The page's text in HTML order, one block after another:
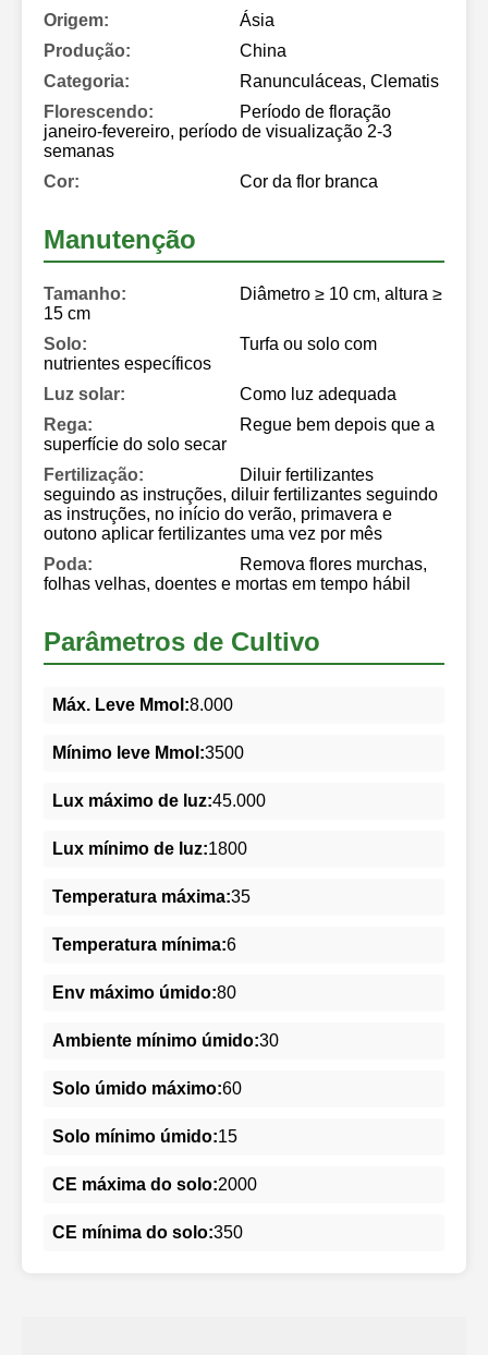
Origem:
Ásia
Produção:
China
Categoria:
Ranunculáceas, Clematis
Florescendo:
Período de floração
janeiro-fevereiro, período de visualização 2-3
semanas
Cor:
Cor da flor branca
Manutenção
Tamanho:
Diâmetro ≥ 10 cm, altura ≥
15 cm
Solo:
Turfa ou solo com
nutrientes específicos
Luz solar:
Como luz adequada
Rega:
Regue bem depois que a
superfície do solo secar
Fertilização:
Diluir fertilizantes
seguindo as instruções, diluir fertilizantes seguindo
as instruções, no início do verão, primavera e
outono aplicar fertilizantes uma vez por mês
Poda:
Remova flores murchas,
folhas velhas, doentes e mortas em tempo hábil
Parâmetros de Cultivo
Máx. Leve Mmol:8.000
Mínimo leve Mmol:3500
Lux máximo de luz:45.000
Lux mínimo de luz:1800
Temperatura máxima:35
Temperatura mínima:6
Env máximo úmido:80
Ambiente mínimo úmido:30
Solo úmido máximo:60
Solo mínimo úmido:15
CE máxima do solo:2000
CE mínima do solo:350